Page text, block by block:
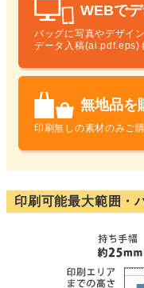
WEBで
バッグに写真やデザイ
データ入稿(ai.pdf.eps)
無地品を
印刷無しの素材のみご
印刷可能最大範囲・